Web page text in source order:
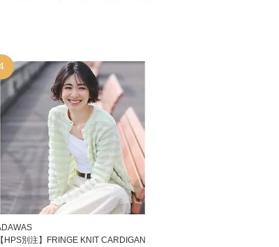
【HPS別注】FRINGE KNIT CARDIGAN